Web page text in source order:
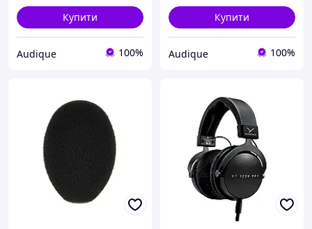
Купити
Audique 100%
Купити
Audique 100%